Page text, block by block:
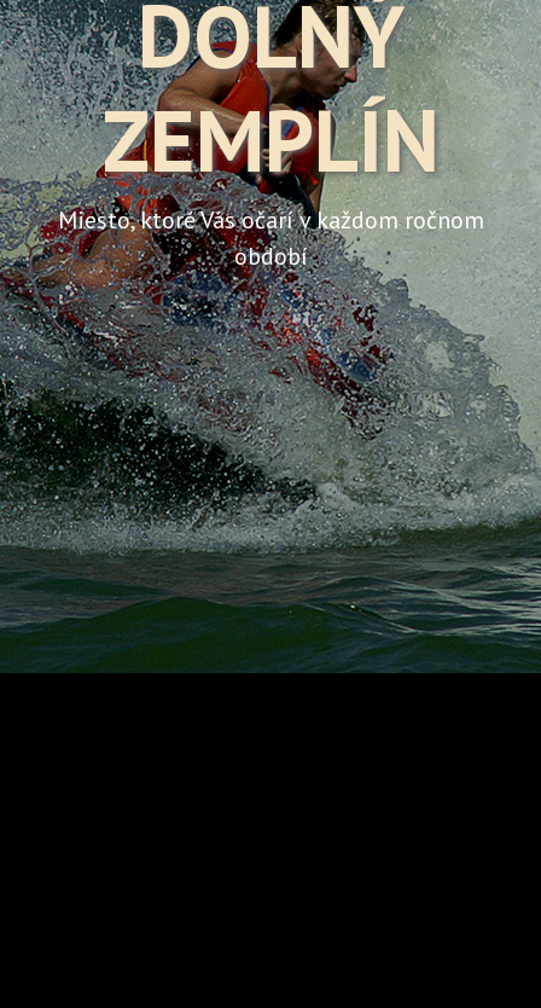
DOLNÝ
ZEMPLÍN
Miesto, ktoré Vás očarí v každom ročnom
období